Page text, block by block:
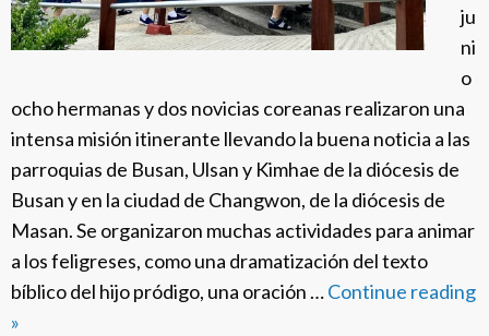
O
t
ju
ni
o
ocho hermanas y dos novicias coreanas realizaron una
intensa misión itinerante llevando la buena noticia a las
parroquias de Busan, Ulsan y Kimhae de la diócesis de
Busan y en la ciudad de Changwon, de la diócesis de
Masan. Se organizaron muchas actividades para animar
a los feligreses, como una dramatización del texto
bíblico del hijo pródigo, una oración …Continue reading
U
»